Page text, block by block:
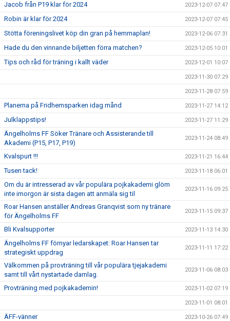
Jacob från P19 klar för 2024 2023-12-07 07:47
Robin är klar för 2024 2023-12-07 07:45
Stötta föreningslivet köp din gran på hemmaplan! 2023-12-06 07:31
Hade du den vinnande biljetten förra matchen? 2023-12-05 10:01
Tips och råd för träning i kallt väder 2023-12-01 10:07
2023-11-30 07:29
2023-11-28 07:59
Planerna på Fridhemsparken idag månd 2023-11-27 14:12
Julklappstips! 2023-11-27 11:29
Ängelholms FF Söker Tränare och Assisterande till
Akademi (P15, P17, P19)
2023-11-24 08:49
Kvalspurt !!! 2023-11-21 16:44
Tusen tack! 2023-11-18 06:01
Om du är intresserad av vår populära pojkakademi glöm
inte imorgon är sista dagen att anmäla sig til
2023-11-16 09:25
Roar Hansen anställer Andreas Granqvist som ny tränare
för Ängelholms FF
2023-11-15 09:37
Bli Kvalsupporter 2023-11-13 14:30
Ängelholms FF förnyar ledarskapet: Roar Hansen tar
strategiskt uppdrag
2023-11-11 17:22
Välkommen på provträning till vår populära tjejakademi
samt till vårt nystartade damlag.
2023-11-06 08:03
Provträning med pojkakademin! 2023-11-02 07:19
2023-11-01 08:01
ÄFF-vänner 2023-10-26 07:49